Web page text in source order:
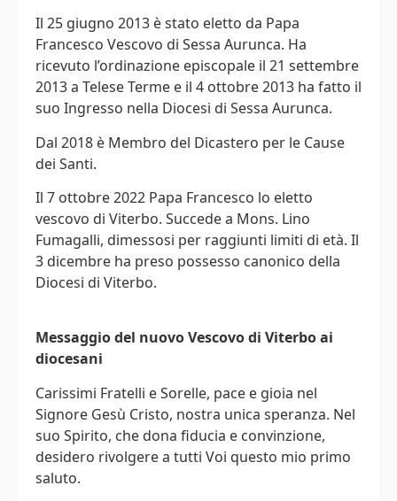
Il 25 giugno 2013 è stato eletto da Papa
Francesco Vescovo di Sessa Aurunca. Ha
ricevuto l’ordinazione episcopale il 21 settembre
2013 a Telese Terme e il 4 ottobre 2013 ha fatto il
suo Ingresso nella Diocesi di Sessa Aurunca.
Dal 2018 è Membro del Dicastero per le Cause
dei Santi.
Il 7 ottobre 2022 Papa Francesco lo eletto
vescovo di Viterbo. Succede a Mons. Lino
Fumagalli, dimessosi per raggiunti limiti di età. Il
3 dicembre ha preso possesso canonico della
Diocesi di Viterbo.
Messaggio del nuovo Vescovo di Viterbo ai
diocesani
Carissimi Fratelli e Sorelle, pace e gioia nel
Signore Gesù Cristo, nostra unica speranza. Nel
suo Spirito, che dona fiducia e convinzione,
desidero rivolgere a tutti Voi questo mio primo
saluto.